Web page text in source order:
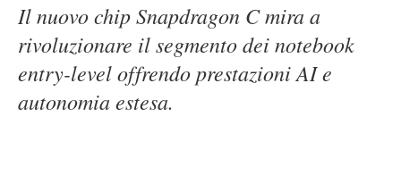
Il nuovo chip Snapdragon C mira a
rivoluzionare il segmento dei notebook
entry-level offrendo prestazioni AI e
autonomia estesa.